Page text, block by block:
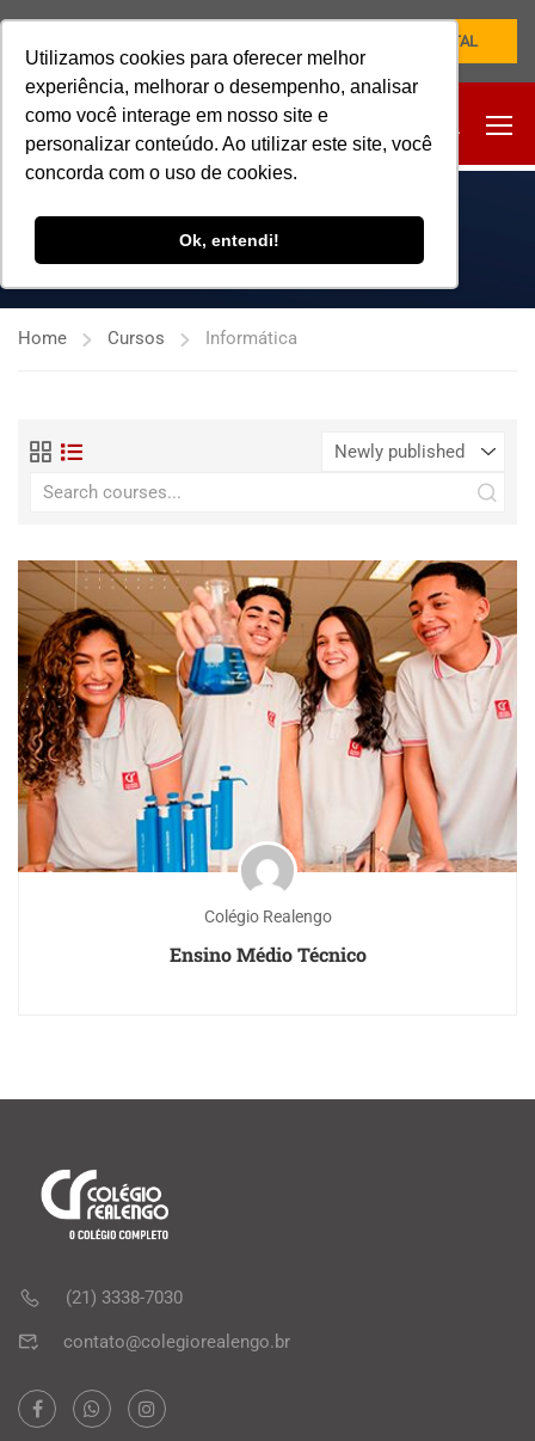
Utilizamos cookies para oferecer melhor
experiência, melhorar o desempenho, analisar
como você interage em nosso site e
personalizar conteúdo. Ao utilizar este site, você
concorda com o uso de cookies.
Ok, entendi!
NOVO PORTAL
INFORMÁTICA
Home Cursos Informática
Colégio Realengo
Ensino Médio Técnico
(21) 3338-7030
contato@colegiorealengo.br